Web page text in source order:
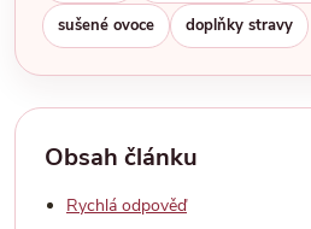
sušené ovoce doplňky stravy
Obsah článku
Rychlá odpověď